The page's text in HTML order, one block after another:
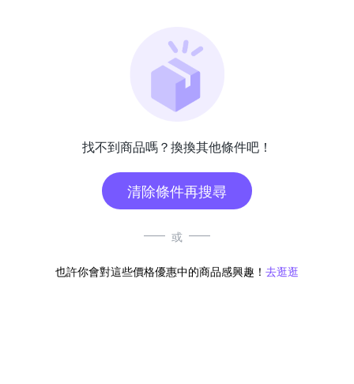
找不到商品嗎？換換其他條件吧！
清除條件再搜尋
或
也許你會對這些價格優惠中的商品感興趣！ 去逛逛